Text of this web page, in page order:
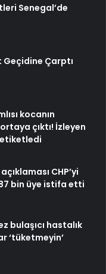
Senegal’de
Geçidine Çarptı
kocanın
çıktı! İzleyen
etiketledi
CHP’yi
bin üye istifa etti
bulaşıcı hastalık
‘tüketmeyin’